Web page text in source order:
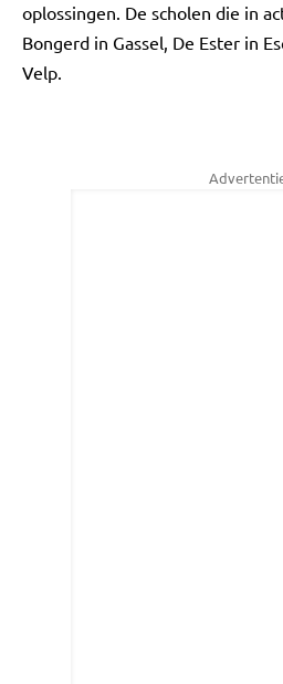
oplossingen. De scholen die in
Bongerd in Gassel, De Ester in
Velp.